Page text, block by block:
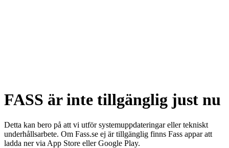
FASS är inte tillgänglig just nu
Detta kan bero på att vi utför systemuppdateringar eller tekniskt
underhållsarbete. Om Fass.se ej är tillgänglig finns Fass appar att
ladda ner via App Store eller Google Play.